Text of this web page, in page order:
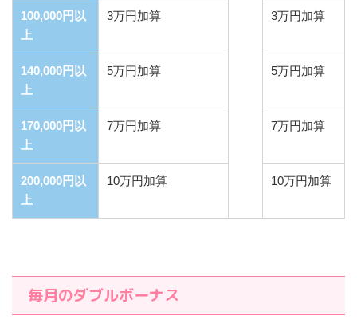
100,000円以
上
3万円加算 3万円加算
140,000円以
上
5万円加算 5万円加算
170,000円以
上
7万円加算 7万円加算
200,000円以
上
10万円加算 10万円加算
毎月のダブルボーナス